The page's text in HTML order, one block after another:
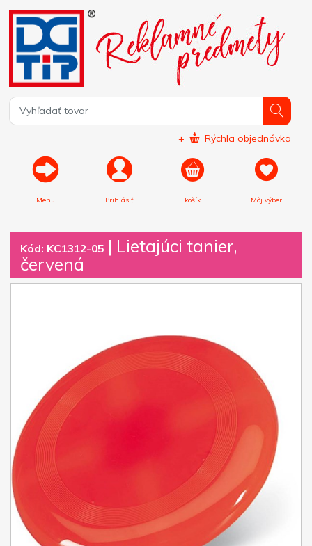
+ Rýchla objednávka
Menu Prihlásiť košík Môj výber
Kód: KC1312-05 | Lietajúci tanier,
červená